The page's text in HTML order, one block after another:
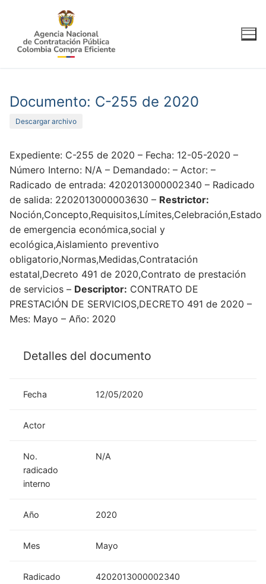
contenido
Documento: C-255 de 2020
Descargar archivo
Expediente: C-255 de 2020 – Fecha: 12-05-2020 –
Número Interno: N/A – Demandado: – Actor: –
Radicado de entrada: 4202013000002340 – Radicado
de salida: 2202013000003630 – Restrictor:
Noción,Concepto,Requisitos,Límites,Celebración,Estado
de emergencia económica,social y
ecológica,Aislamiento preventivo
obligatorio,Normas,Medidas,Contratación
estatal,Decreto 491 de 2020,Contrato de prestación
de servicios – Descriptor: CONTRATO DE
PRESTACIÓN DE SERVICIOS,DECRETO 491 de 2020 –
Mes: Mayo – Año: 2020
Detalles del documento
Fecha 12/05/2020
Actor
No.
radicado
interno
N/A
Año 2020
Mes Mayo
Radicado
4202013000002340